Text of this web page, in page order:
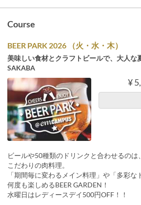
Course
BEER PARK 2026 （火・水・木）
美味しい食材とクラフトビールで、大人な
SAKABA
¥
ビールや50種類のドリンクと合わせるの
こだわりの肉料理。
「期間毎に変わるメイン料理」や「多彩
何度も楽しめるBEER GARDEN！
水曜日はレディースデイ500円OFF！！